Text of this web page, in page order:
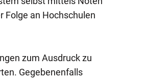
Folge an Hochschulen
zum Ausdruck zu
Gegebenenfalls